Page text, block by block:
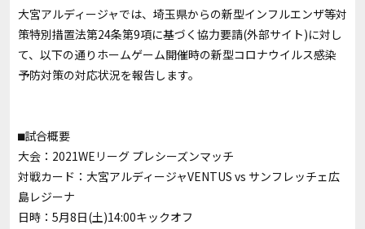
大宮アルディージャでは、埼玉県からの新型インフルエンザ等対
策特別措置法第24条第9項に基づく協力要請(外部サイト)に対し
て、以下の通りホームゲーム開催時の新型コロナウイルス感染
予防対策の対応状況を報告します。
⬛︎試合概要
大会：2021WEリーグ プレシーズンマッチ
対戦カード：大宮アルディージャVENTUS vs サンフレッチェ広
島レジーナ
日時：5月8日(土)14:00キックオフ